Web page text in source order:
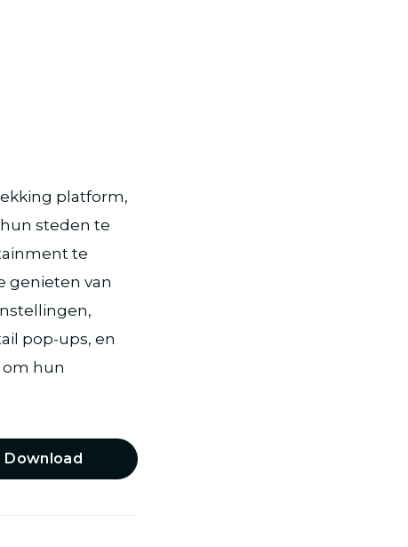
platform,
steden te
te
genieten van
pop-ups, en
hun
Download